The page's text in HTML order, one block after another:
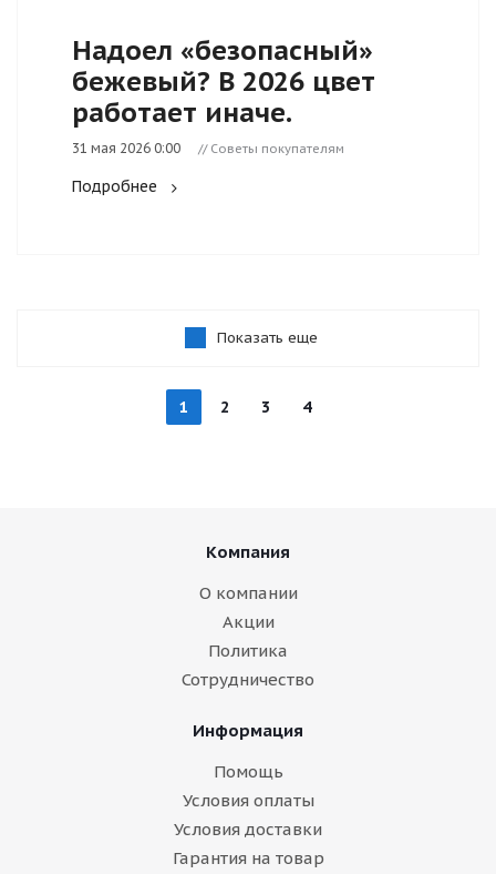
Надоел «безопасный»
бежевый? В 2026 цвет
работает иначе.
31 мая 2026 0:00 // Советы покупателям
Подробнее
Показать еще
1 2 3 4
Компания
О компании
Акции
Политика
Сотрудничество
Информация
Помощь
Условия оплаты
Условия доставки
Гарантия на товар